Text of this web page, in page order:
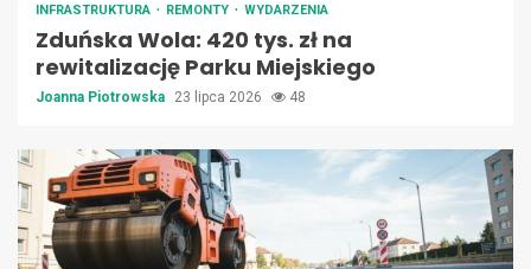
INFRASTRUKTURA REMONTY WYDARZENIA
Zduńska Wola: 420 tys. zł na
rewitalizację Parku Miejskiego
Joanna Piotrowska 23 lipca 2026 48